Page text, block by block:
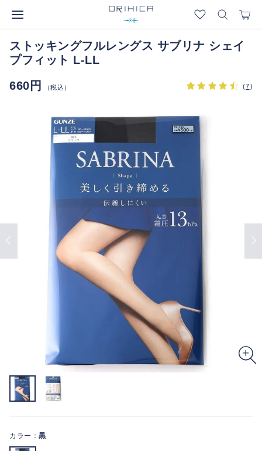
ストッキングフルレングス サブリナ シェイ
プフィット L-LL
660円
（税込） (7)
カラー： 黒